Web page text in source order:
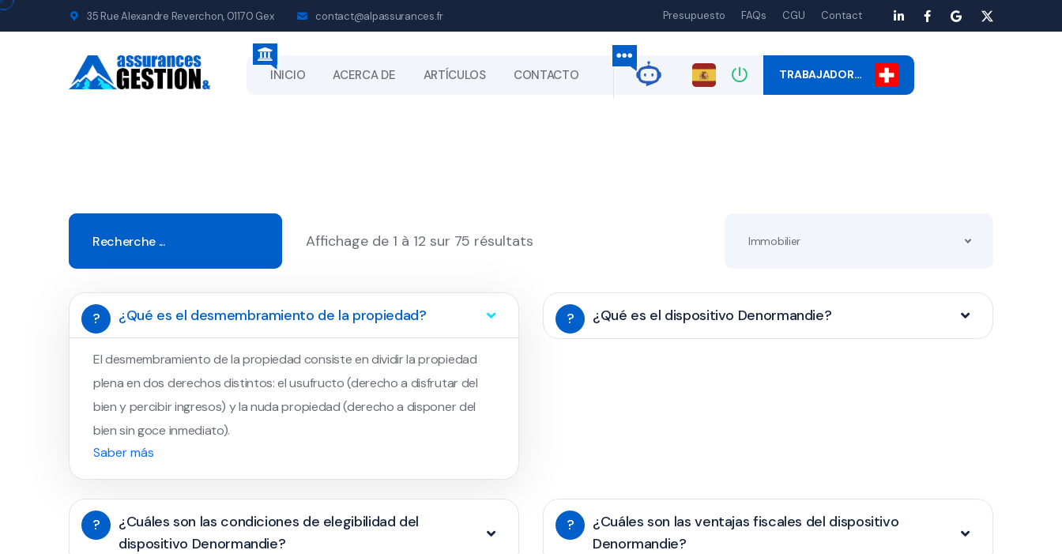
35 Rue Alexandre Reverchon, 01170 Gex contact@alpassurances.fr Presupuesto FAQs CGU Contact
INICIO ACERCA DE ARTÍCULOS CONTACTO TRABAJADOR…
Affichage de 1 à 12 sur 75 résultats Immobilier
? ¿Qué es el desmembramiento de la propiedad?
El desmembramiento de la propiedad consiste en dividir la propiedad
plena en dos derechos distintos: el usufructo (derecho a disfrutar del
bien y percibir ingresos) y la nuda propiedad (derecho a disponer del
bien sin goce inmediato).
Saber más
? ¿Qué es el dispositivo Denormandie?
?
¿Cuáles son las condiciones de elegibilidad del
dispositivo Denormandie?
?
¿Cuáles son las ventajas fiscales del dispositivo
Denormandie?